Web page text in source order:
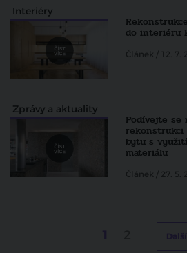
Interiéry
do interiéru
Článek / 12. 7.
Zprávy a aktuality
Podívejte se
rekonstrukci
bytu s
materiálu
Článek / 27. 5.